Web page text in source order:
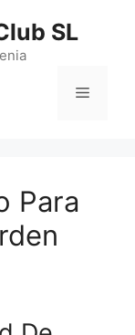
SL
Menú
Para